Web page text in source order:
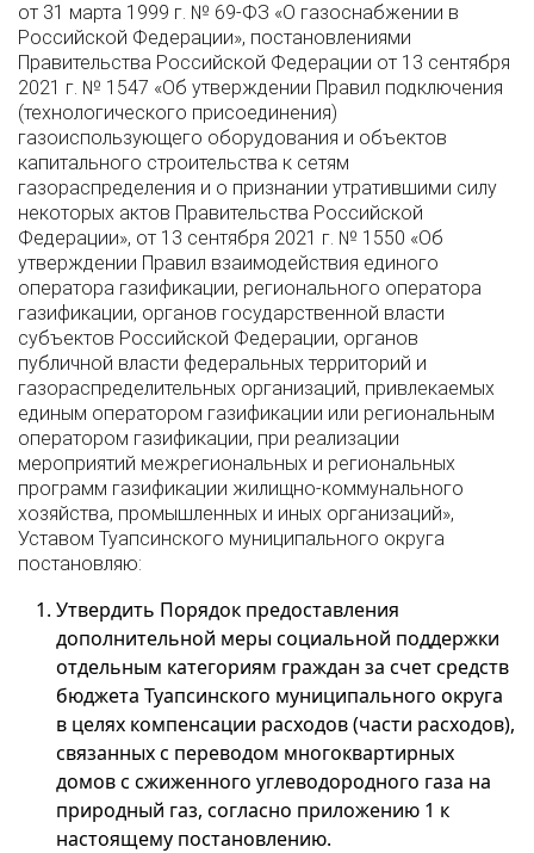
от 31 марта 1999 г. № 69-ФЗ «О газоснабжении в
Российской Федерации», постановлениями
Правительства Российской Федерации от 13 сентября
2021 г. № 1547 «Об утверждении Правил подключения
(технологического присоединения)
газоиспользующего оборудования и объектов
капитального строительства к сетям
газораспределения и о признании утратившими силу
некоторых актов Правительства Российской
Федерации», от 13 сентября 2021 г. № 1550 «Об
утверждении Правил взаимодействия единого
оператора газификации, регионального оператора
газификации, органов государственной власти
субъектов Российской Федерации, органов
публичной власти федеральных территорий и
газораспределительных организаций, привлекаемых
единым оператором газификации или региональным
оператором газификации, при реализации
мероприятий межрегиональных и региональных
программ газификации жилищно-коммунального
хозяйства, промышленных и иных организаций»,
Уставом Туапсинского муниципального округа
постановляю:
Утвердить Порядок предоставления
дополнительной меры социальной поддержки
отдельным категориям граждан за счет средств
бюджета Туапсинского муниципального округа
в целях компенсации расходов (части расходов),
связанных с переводом многоквартирных
домов с сжиженного углеводородного газа на
природный газ, согласно приложению 1 к
настоящему постановлению.